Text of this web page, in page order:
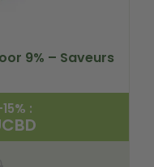
9% – Saveurs
: